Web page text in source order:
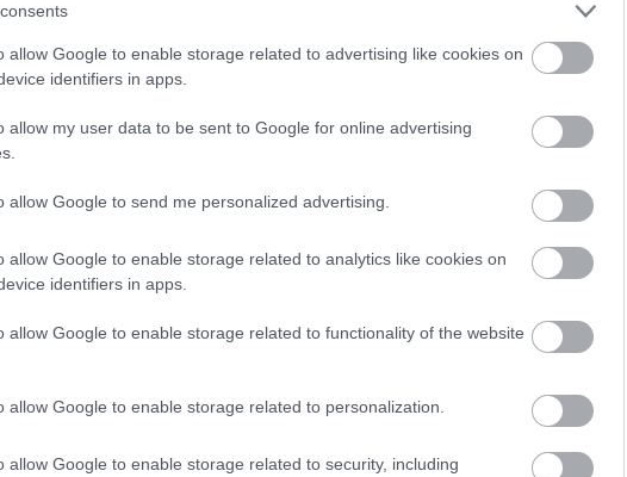
allow Google to enable storage related to advertising like cookies on
identifiers in apps.
allow my user data to be sent to Google for online advertising
allow Google to send me personalized advertising.
allow Google to enable storage related to analytics like cookies on
identifiers in apps.
allow Google to enable storage related to functionality of the website
allow Google to enable storage related to personalization.
allow Google to enable storage related to security, including